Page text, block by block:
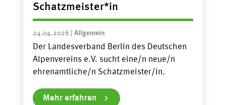
Schatzmeister*in
24.04.2026 Allgemein
Der Landesverband Berlin des Deutschen
Alpenvereins e.V. sucht eine/n neue/n
ehrenamtliche/n Schatzmeister/in.
Mehr erfahren